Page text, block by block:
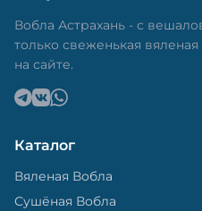
теряла влагу. Вяленая вобла — это не просто
вкусная еда, но и пример
старые рецепты и
можно есть с напитками,
Вобла Астрахань - с
только свеженькая
на сайте.
Каталог
Вяленая Вобла
Сушёная Вобла